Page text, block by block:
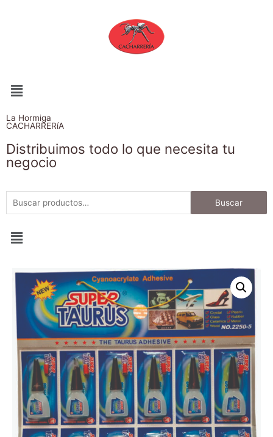
La Hormiga
CACHARRERíA
Distribuimos todo lo que necesita tu
negocio
Buscar